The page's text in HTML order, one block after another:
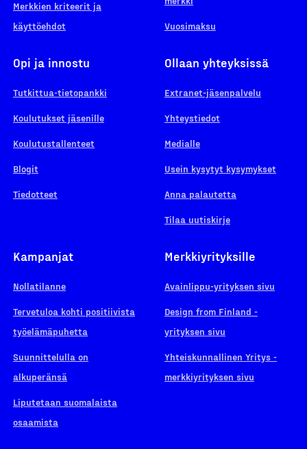
Merkkien kriteerit ja
käyttöehdot
Vuosimaksu
Opi ja innostu
Tutkittua-tietopankki
Koulutukset jäsenille
Koulutustallenteet
Blogit
Tiedotteet
Ollaan yhteyksissä
Extranet-jäsenpalvelu
Yhteystiedot
Medialle
Usein kysytyt kysymykset
Anna palautetta
Tilaa uutiskirje
Kampanjat
Nollatilanne
Tervetuloa kohti positiivista
työelämäpuhetta
Suunnittelulla on
alkuperänsä
Liputetaan suomalaista
osaamista
Merkkiyrityksille
Avainlippu-yrityksen sivu
Design from Finland -
yrityksen sivu
Yhteiskunnallinen Yritys -
merkkiyrityksen sivu